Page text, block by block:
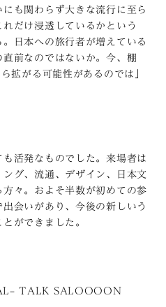
も関わらず大きな流行に至ら
だけ浸透しているかという
日本への旅行者が増えている
前なのではないか。今、棚
拡がる可能性があるのでは」
活発なものでした。来場者は
グ、流通、デザイン、日本文
々。およそ半数が初めての参
会いがあり、今後の新しいう
ができました。
TALK SALOOOON